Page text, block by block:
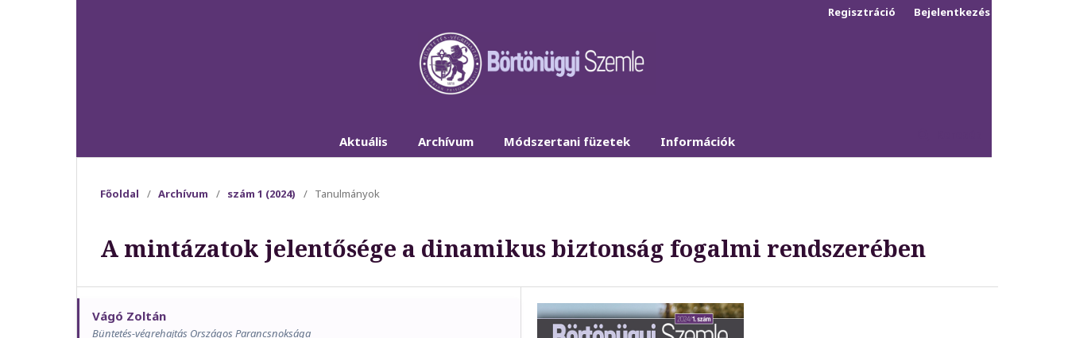
Aktuális Archívum Módszertani füzetek Információk
Regisztráció Bejelentkezés
Főoldal / Archívum / szám 1 (2024) / Tanulmányok
A mintázatok jelentősége a dinamikus biztonság fogalmi rendszerében
Vágó Zoltán
Büntetés-végrehajtás Országos Parancsnoksága